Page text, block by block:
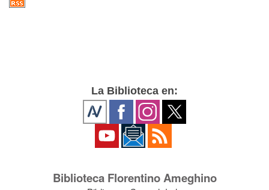
La Biblioteca en:
Biblioteca Florentino Ameghino